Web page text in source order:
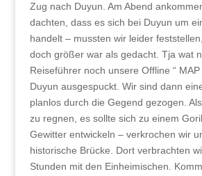
Zug nach Duyun. Am Abend
dachten, dass es sich bei Duyun um
handelt – mussten wir leider
doch größer war als gedacht. Tja wat
Reiseführer noch unsere Offline “
Duyun ausgespuckt. Wir sind dann
planlos durch die Gegend gezogen.
zu regnen, es sollte sich zu einem
Gewitter entwickeln – verkrochen wir
historische Brücke. Dort verbrachten
Stunden mit den Einheimischen.